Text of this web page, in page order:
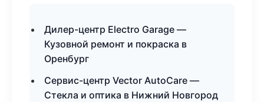
Дилер-центр Electro Garage —
Кузовной ремонт и покраска в
Оренбург
Сервис-центр Vector AutoCare —
Стекла и оптика в Нижний Новгород